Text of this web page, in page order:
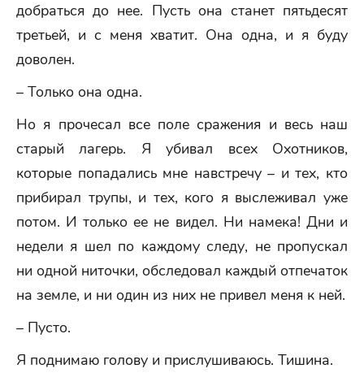
добраться до нее. Пусть она станет пятьдесят
третьей, и с меня хватит. Она одна, и я буду
доволен.
– Только она одна.
Но я прочесал все поле сражения и весь наш
старый лагерь. Я убивал всех Охотников,
которые попадались мне навстречу – и тех, кто
прибирал трупы, и тех, кого я выслеживал уже
потом. И только ее не видел. Ни намека! Дни и
недели я шел по каждому следу, не пропускал
ни одной ниточки, обследовал каждый отпечаток
на земле, и ни один из них не привел меня к ней.
– Пусто.
Я поднимаю голову и прислушиваюсь. Тишина.